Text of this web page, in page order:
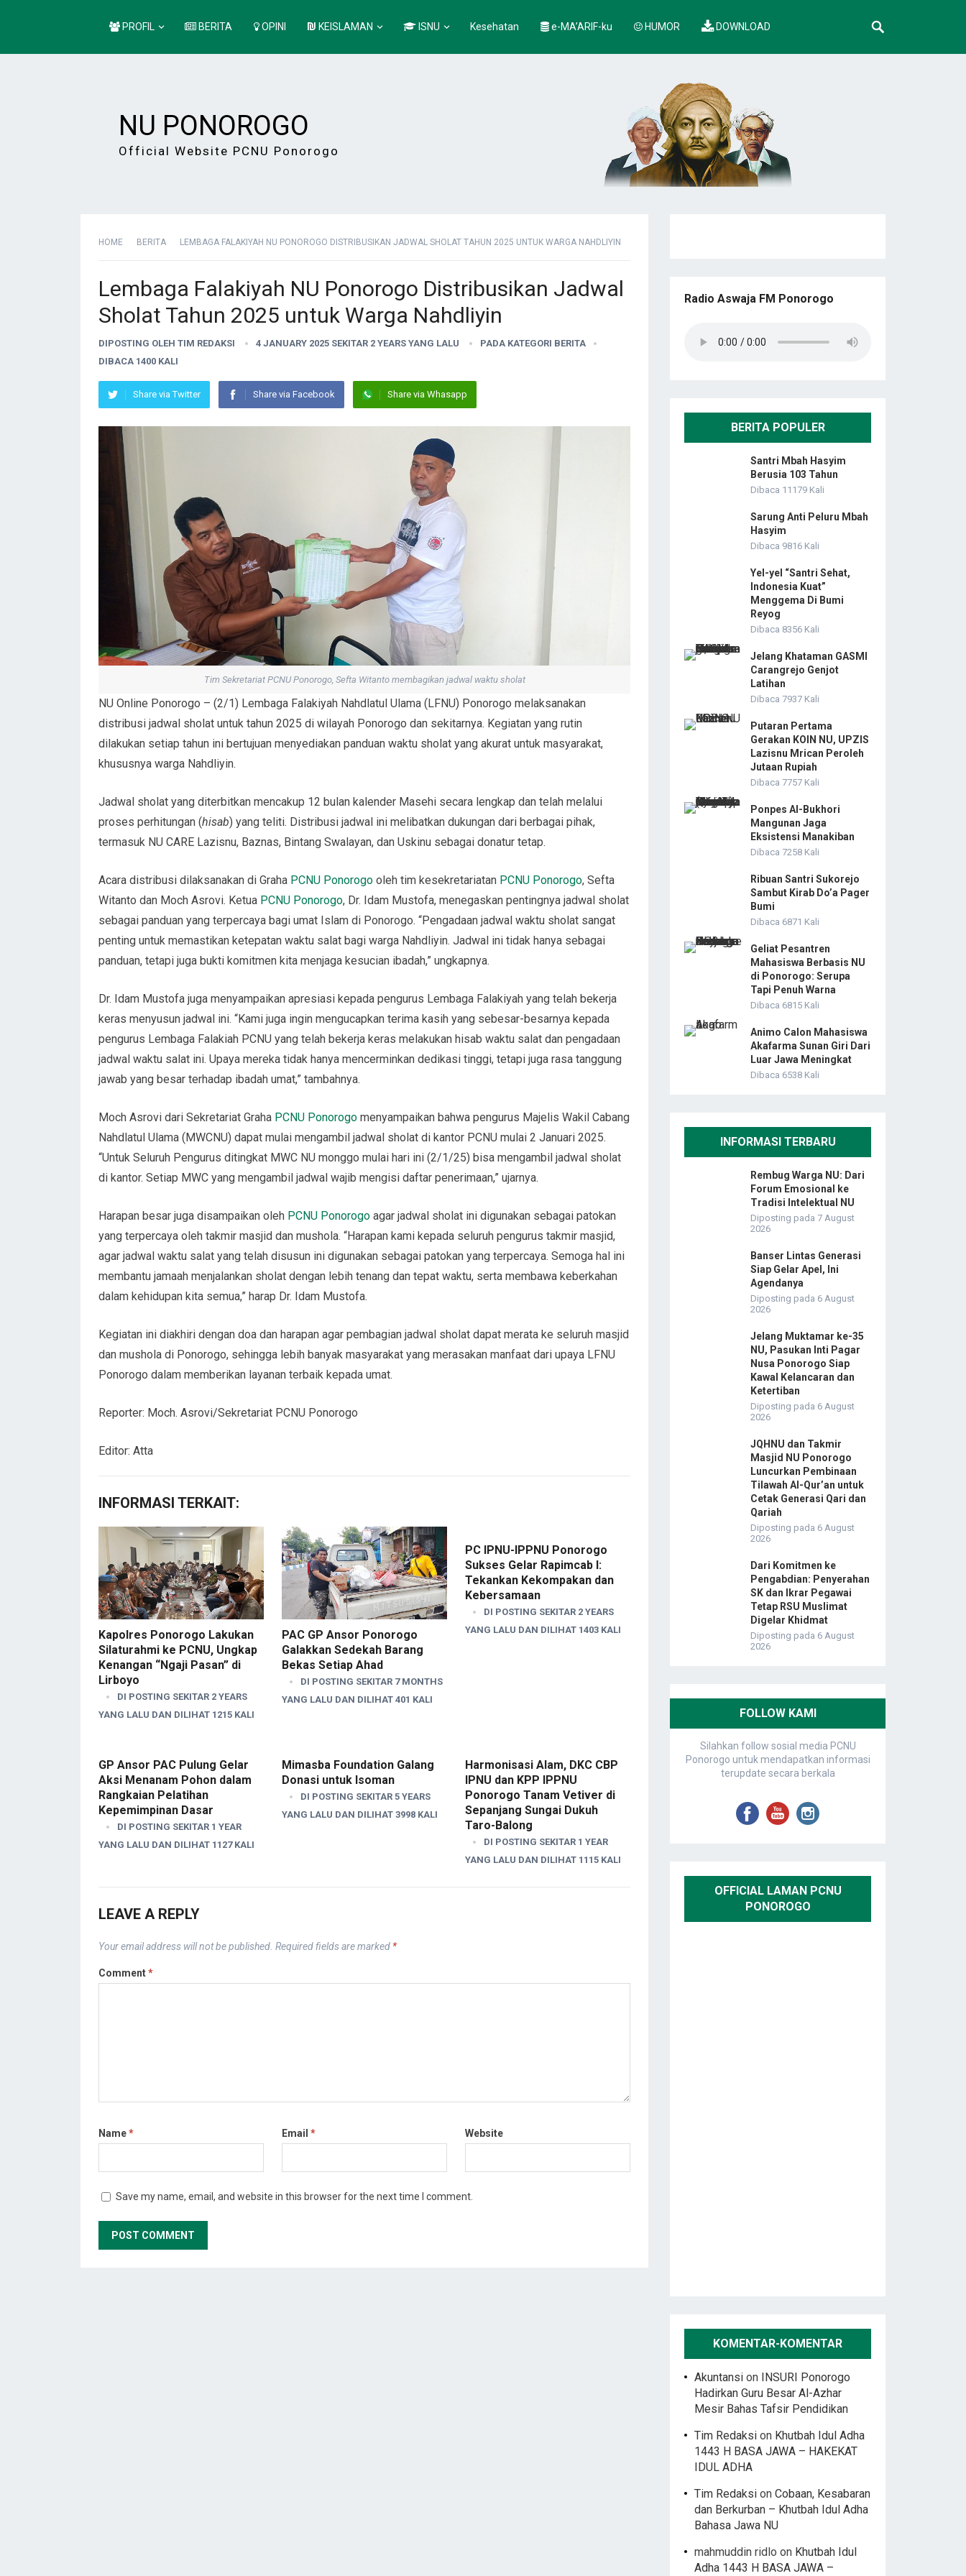
PROFIL BERITA OPINI KEISLAMAN ISNU Kesehatan e-MA’ARIF-ku HUMOR DOWNLOAD
NU PONOROGO
Official Website PCNU Ponorogo
HOME BERITA LEMBAGA FALAKIYAH NU PONOROGO DISTRIBUSIKAN JADWAL SHOLAT TAHUN 2025 UNTUK WARGA NAHDLIYIN
Lembaga Falakiyah NU Ponorogo Distribusikan Jadwal
Sholat Tahun 2025 untuk Warga Nahdliyin
DIPOSTING OLEH TIM REDAKSI 4 JANUARY 2025 SEKITAR 2 YEARS YANG LALU PADA KATEGORI BERITA
DIBACA 1400 KALI
Share via Twitter Share via Facebook Share via Whasapp
Tim Sekretariat PCNU Ponorogo, Sefta Witanto membagikan jadwal waktu sholat
NU Online Ponorogo – (2/1) Lembaga Falakiyah Nahdlatul Ulama (LFNU) Ponorogo melaksanakan
distribusi jadwal sholat untuk tahun 2025 di wilayah Ponorogo dan sekitarnya. Kegiatan yang rutin
dilakukan setiap tahun ini bertujuan menyediakan panduan waktu sholat yang akurat untuk masyarakat,
khususnya warga Nahdliyin.
Jadwal sholat yang diterbitkan mencakup 12 bulan kalender Masehi secara lengkap dan telah melalui
proses perhitungan (hisab) yang teliti. Distribusi jadwal ini melibatkan dukungan dari berbagai pihak,
termasuk NU CARE Lazisnu, Baznas, Bintang Swalayan, dan Uskinu sebagai donatur tetap.
Acara distribusi dilaksanakan di Graha PCNU Ponorogo oleh tim kesekretariatan PCNU Ponorogo, Sefta
Witanto dan Moch Asrovi. Ketua PCNU Ponorogo, Dr. Idam Mustofa, menegaskan pentingnya jadwal sholat
sebagai panduan yang terpercaya bagi umat Islam di Ponorogo. “Pengadaan jadwal waktu sholat sangat
penting untuk memastikan ketepatan waktu salat bagi warga Nahdliyin. Jadwal ini tidak hanya sebagai
panduan, tetapi juga bukti komitmen kita menjaga kesucian ibadah,” ungkapnya.
Dr. Idam Mustofa juga menyampaikan apresiasi kepada pengurus Lembaga Falakiyah yang telah bekerja
keras menyusun jadwal ini. “Kami juga ingin mengucapkan terima kasih yang sebesar-besarnya kepada
pengurus Lembaga Falakiah PCNU yang telah bekerja keras melakukan hisab waktu salat dan pengadaan
jadwal waktu salat ini. Upaya mereka tidak hanya mencerminkan dedikasi tinggi, tetapi juga rasa tanggung
jawab yang besar terhadap ibadah umat,” tambahnya.
Moch Asrovi dari Sekretariat Graha PCNU Ponorogo menyampaikan bahwa pengurus Majelis Wakil Cabang
Nahdlatul Ulama (MWCNU) dapat mulai mengambil jadwal sholat di kantor PCNU mulai 2 Januari 2025.
“Untuk Seluruh Pengurus ditingkat MWC NU monggo mulai hari ini (2/1/25) bisa mengambil jadwal sholat
di kantor. Setiap MWC yang mengambil jadwal wajib mengisi daftar penerimaan,” ujarnya.
Harapan besar juga disampaikan oleh PCNU Ponorogo agar jadwal sholat ini digunakan sebagai patokan
yang terpercaya oleh takmir masjid dan mushola. “Harapan kami kepada seluruh pengurus takmir masjid,
agar jadwal waktu salat yang telah disusun ini digunakan sebagai patokan yang terpercaya. Semoga hal ini
membantu jamaah menjalankan sholat dengan lebih tenang dan tepat waktu, serta membawa keberkahan
dalam kehidupan kita semua,” harap Dr. Idam Mustofa.
Kegiatan ini diakhiri dengan doa dan harapan agar pembagian jadwal sholat dapat merata ke seluruh masjid
dan mushola di Ponorogo, sehingga lebih banyak masyarakat yang merasakan manfaat dari upaya LFNU
Ponorogo dalam memberikan layanan terbaik kepada umat.
Reporter: Moch. Asrovi/Sekretariat PCNU Ponorogo
Editor: Atta
INFORMASI TERKAIT:
Kapolres Ponorogo Lakukan
Silaturahmi ke PCNU, Ungkap
Kenangan “Ngaji Pasan” di
Lirboyo
DI POSTING SEKITAR 2 YEARS
YANG LALU DAN DILIHAT 1215 KALI
PAC GP Ansor Ponorogo
Galakkan Sedekah Barang
Bekas Setiap Ahad
DI POSTING SEKITAR 7 MONTHS
YANG LALU DAN DILIHAT 401 KALI
PC IPNU-IPPNU Ponorogo
Sukses Gelar Rapimcab I:
Tekankan Kekompakan dan
Kebersamaan
DI POSTING SEKITAR 2 YEARS
YANG LALU DAN DILIHAT 1403 KALI
GP Ansor PAC Pulung Gelar
Aksi Menanam Pohon dalam
Rangkaian Pelatihan
Kepemimpinan Dasar
DI POSTING SEKITAR 1 YEAR
YANG LALU DAN DILIHAT 1127 KALI
Mimasba Foundation Galang
Donasi untuk Isoman
DI POSTING SEKITAR 5 YEARS
YANG LALU DAN DILIHAT 3998 KALI
Harmonisasi Alam, DKC CBP
IPNU dan KPP IPPNU
Ponorogo Tanam Vetiver di
Sepanjang Sungai Dukuh
Taro-Balong
DI POSTING SEKITAR 1 YEAR
YANG LALU DAN DILIHAT 1115 KALI
LEAVE A REPLY
Your email address will not be published. Required fields are marked *
Comment*
Name* Email * Website
Save my name, email, and website in this browser for the next time I comment.
Radio Aswaja FM Ponorogo
BERITA POPULER
Santri Mbah Hasyim
Berusia 103 Tahun
Dibaca 11179 Kali
Sarung Anti Peluru Mbah
Hasyim
Dibaca 9816 Kali
Yel-yel “Santri Sehat,
Indonesia Kuat”
Menggema Di Bumi
Reyog
Dibaca 8356 Kali
Jelang Khataman GASMI
Carangrejo Genjot
Latihan
Dibaca 7937 Kali
Putaran Pertama
Gerakan KOIN NU, UPZIS
Lazisnu Mrican Peroleh
Jutaan Rupiah
Dibaca 7757 Kali
Ponpes Al-Bukhori
Mangunan Jaga
Eksistensi Manakiban
Dibaca 7258 Kali
Ribuan Santri Sukorejo
Sambut Kirab Do’a Pager
Bumi
Dibaca 6871 Kali
Geliat Pesantren
Mahasiswa Berbasis NU
di Ponorogo: Serupa
Tapi Penuh Warna
Dibaca 6815 Kali
Animo Calon Mahasiswa
Akafarma Sunan Giri Dari
Luar Jawa Meningkat
Dibaca 6538 Kali
INFORMASI TERBARU
Rembug Warga NU: Dari
Forum Emosional ke
Tradisi Intelektual NU
Diposting pada 7 August
2026
Banser Lintas Generasi
Siap Gelar Apel, Ini
Agendanya
Diposting pada 6 August
2026
Jelang Muktamar ke-35
NU, Pasukan Inti Pagar
Nusa Ponorogo Siap
Kawal Kelancaran dan
Ketertiban
Diposting pada 6 August
2026
JQHNU dan Takmir
Masjid NU Ponorogo
Luncurkan Pembinaan
Tilawah Al-Qur’an untuk
Cetak Generasi Qari dan
Qariah
Diposting pada 6 August
2026
Dari Komitmen ke
Pengabdian: Penyerahan
SK dan Ikrar Pegawai
Tetap RSU Muslimat
Digelar Khidmat
Diposting pada 6 August
2026
FOLLOW KAMI
Silahkan follow sosial media PCNU
Ponorogo untuk mendapatkan informasi
terupdate secara berkala
OFFICIAL LAMAN PCNU
PONOROGO
KOMENTAR-KOMENTAR
Akuntansi on INSURI Ponorogo
Hadirkan Guru Besar Al-Azhar
Mesir Bahas Tafsir Pendidikan
Tim Redaksi on Khutbah Idul Adha
1443 H BASA JAWA – HAKEKAT
IDUL ADHA
Tim Redaksi on Cobaan, Kesabaran
dan Berkurban – Khutbah Idul Adha
Bahasa Jawa NU
mahmuddin ridlo on Khutbah Idul
Adha 1443 H BASA JAWA –